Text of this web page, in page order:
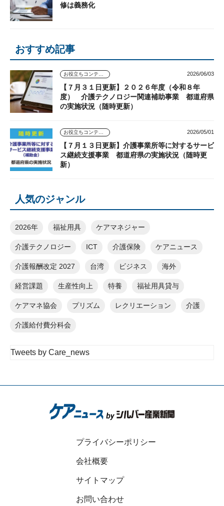
修は義務化
おすすめ記事
2026/06/03
【７月３１日更新】２０２６年度（令和８年
度） 介護テクノロジー関連補助事業 都道府県
の実施状況（随時更新）
2026/05/01
【７月１３日更新】介護事業所等に対するサービ
ス継続支援事業 都道府県の実施状況（随時更
新）
人気のジャンル
2026年 福祉用具 ケアマネジャー
介護テクノロジー ICT 介護保険 ケアニュース
介護報酬改定 2027 台湾 ビジネス 海外
経営課題 生産性向上 特養 福祉用具貸与
ケアマネ協会 プリズム レクリエーション 介護
介護給付費分科会
Tweets by Care_news
プライバシーポリシー
会社概要
サイトマップ
お問い合わせ